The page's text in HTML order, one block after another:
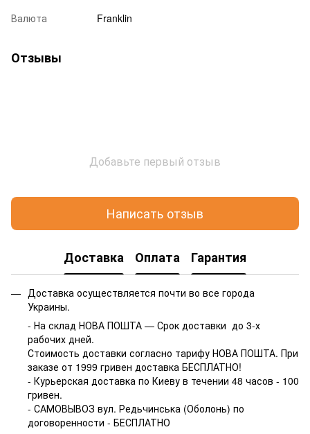
Валюта Franklin
Отзывы
Добавьте первый отзыв
Написать отзыв
Доставка Оплата Гарантия
Доставка осуществляется почти во все города
Украины.
- На склад НОВА ПОШТА — Срок доставки до 3-х
рабочих дней.
Стоимость доставки согласно тарифу НОВА ПОШТА. При
заказе от 1999 гривен доставка БЕСПЛАТНО!
- Курьерская доставка по Киеву в течении 48 часов - 100
гривен.
- САМОВЫВОЗ вул. Редьчинська (Оболонь) по
договоренности - БЕСПЛАТНО